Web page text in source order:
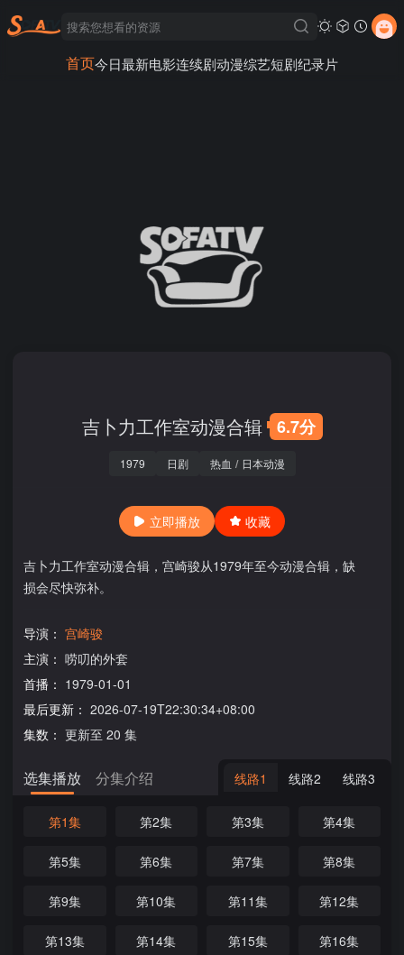
首页今日最新电影连续剧动漫综艺短剧纪录片
吉卜力工作室动漫合辑 6.7分
1979 日剧 热血 / 日本动漫
立即播放 收藏
吉卜力工作室动漫合辑，宫崎骏从1979年至今动漫合辑，缺
损会尽快弥补。
导演： 宫崎骏
主演： 唠叨的外套
首播： 1979-01-01
最后更新： 2026-07-19T22:30:34+08:00
集数： 更新至 20 集
选集播放 分集介绍 线路1 线路2 线路3
第1集 第2集 第3集 第4集
第5集 第6集 第7集 第8集
第9集 第10集 第11集 第12集
第13集 第14集 第15集 第16集